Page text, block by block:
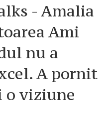
- Amalia
Ami
nu a
A pornit
o viziune